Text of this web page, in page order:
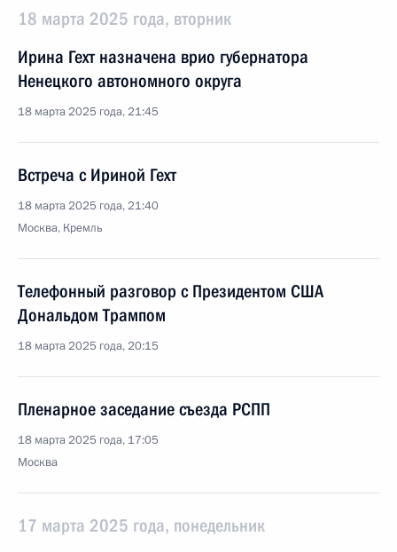
18 марта 2025 года, вторник
Ирина Гехт назначена врио губернатора
Ненецкого автономного округа
18 марта 2025 года, 21:45
Встреча с Ириной Гехт
18 марта 2025 года, 21:40
Москва, Кремль
Телефонный разговор с Президентом США
Дональдом Трампом
18 марта 2025 года, 20:15
Пленарное заседание съезда РСПП
18 марта 2025 года, 17:05
Москва
17 марта 2025 года, понедельник